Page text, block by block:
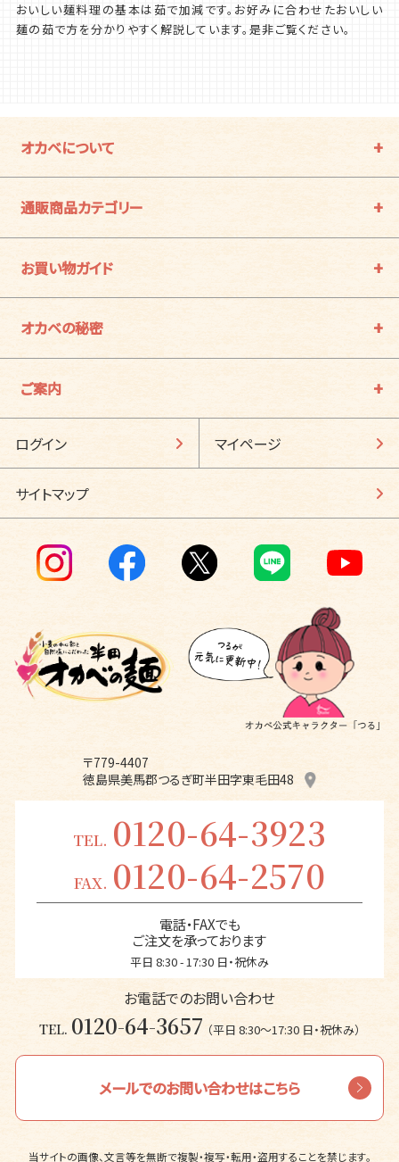
おいしい麺料理の基本は茹で加減です。お好みに合わせたおいしい
麺の茹で方を分かりやすく解説しています。是非ご覧ください。
オカベについて
通販商品カテゴリー
お買い物ガイド
オカベの秘密
ご案内
ログイン マイページ
サイトマップ
〒779-4407
徳島県美馬郡つるぎ町半田字東毛田48
TEL. 0120-64-3923
FAX. 0120-64-2570
電話・FAXでも
ご注文を承っております
平日 8:30 - 17:30 日・祝休み
お電話でのお問い合わせ
TEL. 0120-64-3657 （平日 8:30〜17:30 日・祝休み）
メールでのお問い合わせはこちら
当サイトの画像、文言等を無断で複製・複写・転用・盗用することを禁じます。